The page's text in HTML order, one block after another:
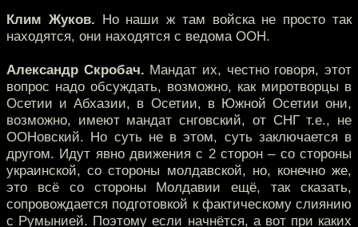
Клим Жуков. Но наши ж там войска не просто так
находятся, они находятся с ведома ООН.
Александр Скробач. Мандат их, честно говоря, этот
вопрос надо обсуждать, возможно, как миротворцы в
Осетии и Абхазии, в Осетии, в Южной Осетии они,
возможно, имеют мандат снговский, от СНГ т.е., не
ООНовский. Но суть не в этом, суть заключается в
другом. Идут явно движения с 2 сторон – со стороны
украинской, со стороны молдавской, но, конечно же,
это всё со стороны Молдавии ещё, так сказать,
сопровождается подготовкой к фактическому слиянию
с Румынией. Поэтому если начнётся, а вот при каких